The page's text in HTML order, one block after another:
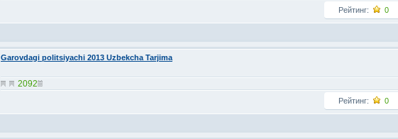
Рейтинг: 0
Garovdagi politsiyachi 2013 Uzbekcha Tarjima
2092
Рейтинг: 0